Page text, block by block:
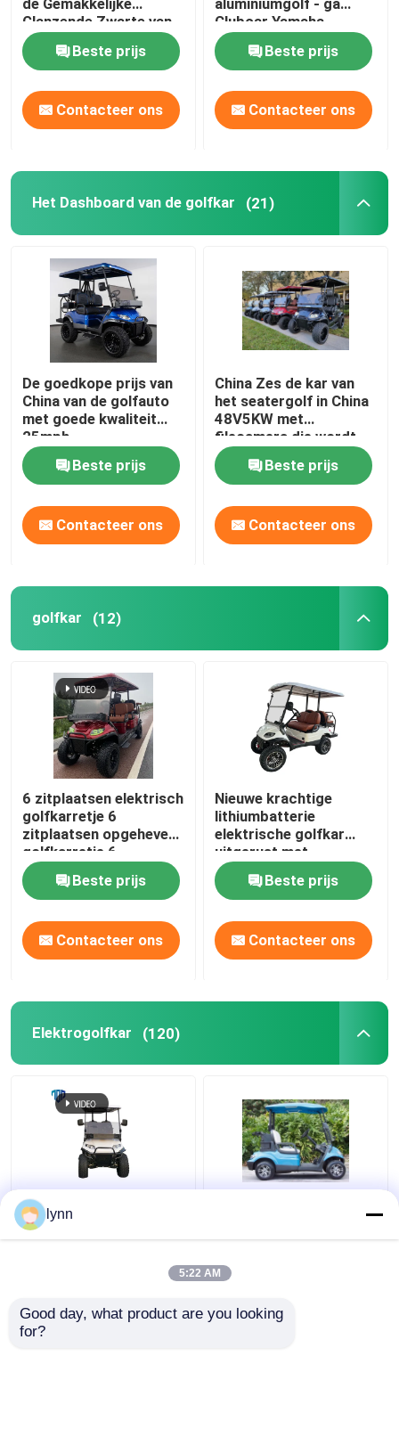
de Gemakkelijke
Glanzende Zwarte van
de Installatie Diepe
SchotelBeste prijs
Contacteer ons
aluminiumgolf - ga
Clubcar Yamaha
Tomberlin Harley
Beste prijs
Contacteer ons
Het Dashboard van de golfkar (21)
De goedkope prijs van
China van de golfauto
met goede kwaliteit
25mph
Beste prijs
Contacteer ons
China Zes de kar van
het seatergolf in China
48V5KW met
filecamera die wordt
gemaakt
Beste prijs
Contacteer ons
golfkar (12)
6 zitplaatsen elektrisch
golfkarretje 6
zitplaatsen opgeheven
golfkarretje 6
zitplaatsen EV
golfkarretjeBeste prijs
Contacteer ons
Nieuwe krachtige
lithiumbatterie
elektrische golfkar
uitgerust met
veiligheidsysteem voor
sightseeing bus Top
Golf
Beste prijs
Contacteer ons
Elektrogolfkar (120)
De maximumsnelheid
25Km/h 48V/5kw 4
48V 4KW Street legale
lynn
5:22 AM
Good day, what product are you looking
for?